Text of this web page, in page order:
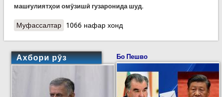
машғулиятҳои омӯзишӣ гузаронида шуд.
Муфассалтаро Идомаи корҳои таблиғотӣ дар шаҳру
1066 нафар хонд
Ахбори рӯз Бо Пешво